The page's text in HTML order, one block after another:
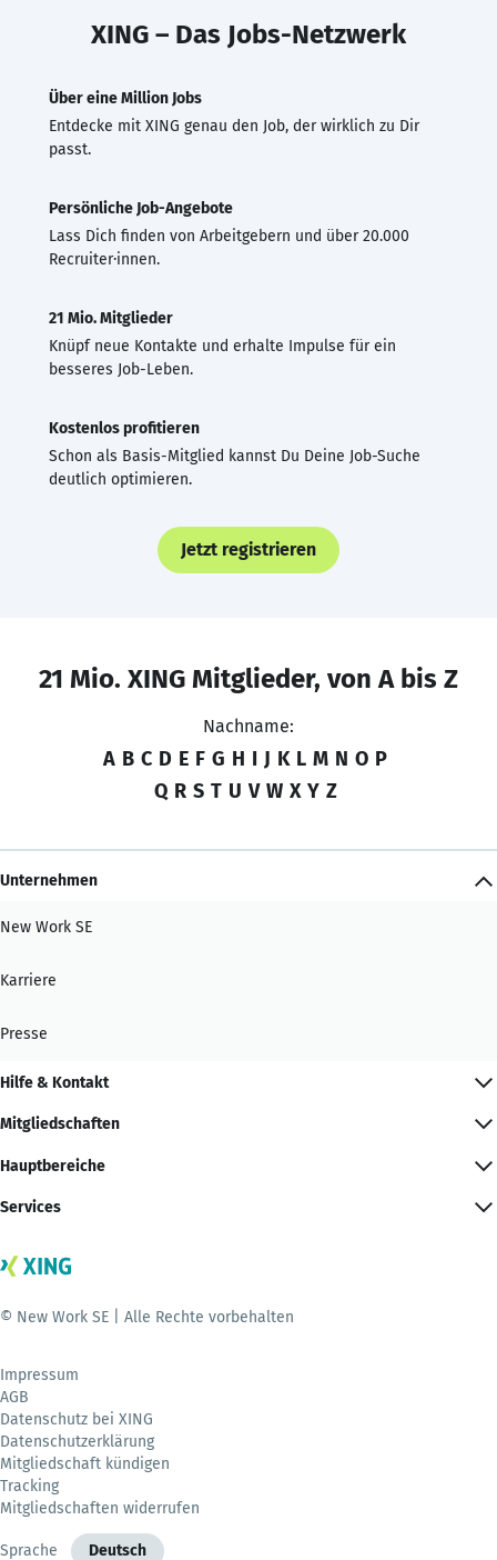
XING – Das Jobs-Netzwerk
Über eine Million Jobs
Entdecke mit XING genau den Job, der wirklich zu Dir
passt.
Persönliche Job-Angebote
Lass Dich finden von Arbeitgebern und über 20.000
Recruiter·innen.
21 Mio. Mitglieder
Knüpf neue Kontakte und erhalte Impulse für ein
besseres Job-Leben.
Kostenlos profitieren
Schon als Basis-Mitglied kannst Du Deine Job-Suche
deutlich optimieren.
Jetzt registrieren
21 Mio. XING Mitglieder, von A bis Z
Nachname:
A B C D E F G H I J K L M N O P
Q R S T U V W X Y Z
Unternehmen
New Work SE
Karriere
Presse
Hilfe & Kontakt
Mitgliedschaften
Hauptbereiche
Services
© New Work SE | Alle Rechte vorbehalten
Impressum
AGB
Datenschutz bei XING
Datenschutzerklärung
Mitgliedschaft kündigen
Tracking
Mitgliedschaften widerrufen
Sprache Deutsch